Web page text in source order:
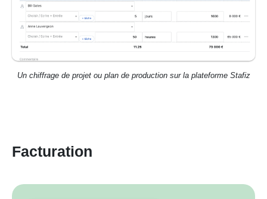
Un chiffrage de projet ou plan de production sur la plateforme Stafiz
Facturation